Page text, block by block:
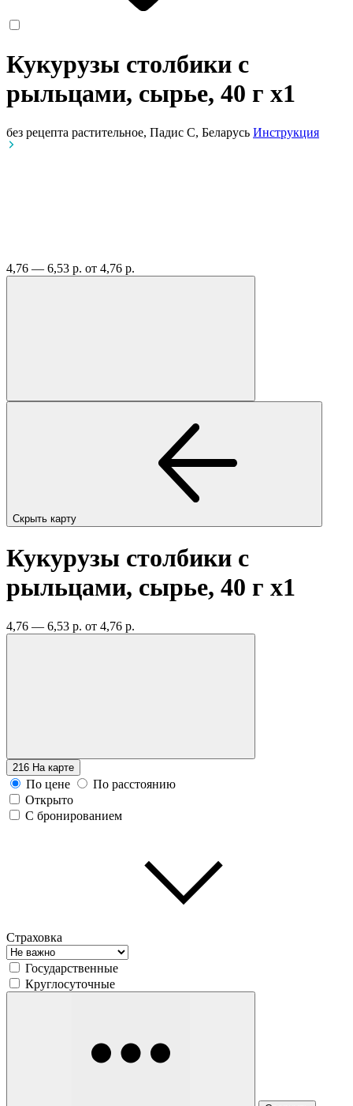
Кукурузы столбики с
рыльцами, сырье, 40 г x1
без рецепта растительное, Падис С, Беларусь Инструкция
4,76 — 6,53 р. от 4,76 р.
Скрыть карту
Кукурузы столбики с
рыльцами, сырье, 40 г x1
4,76 — 6,53 р. от 4,76 р.
216 На карте
По цене
По расстоянию
Открыто
С бронированием
Страховка
Государственные
Круглосуточные